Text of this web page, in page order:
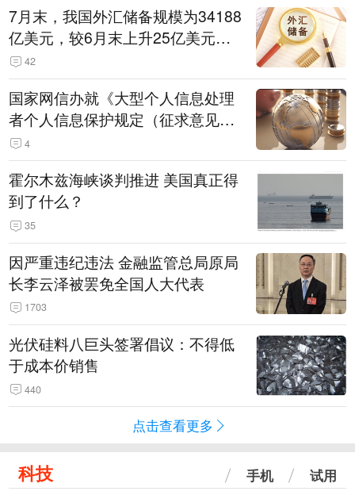
7月末，我国外汇储备规模为34188
亿美元，较6月末上升25亿美元，
升幅为0.07%
42
国家网信办就《大型个人信息处理
者个人信息保护规定（征求意见
稿）》公开征求意见
4
霍尔木兹海峡谈判推进 美国真正得
到了什么？
35
因严重违纪违法 金融监管总局原局
长李云泽被罢免全国人大代表
1703
光伏硅料八巨头签署倡议：不得低
于成本价销售
440
点击查看更多
科技 手机 试用